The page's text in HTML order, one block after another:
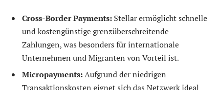
Cross-Border Payments: Stellar ermöglicht schnelle
und kostengünstige grenzüberschreitende
Zahlungen, was besonders für internationale
Unternehmen und Migranten von Vorteil ist.
Micropayments:Aufgrund der niedrigen
Transaktionskosten eignet sich das Netzwerk ideal